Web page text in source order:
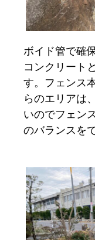
ボイド管で確
コンクリート
す。フェンス
らのエリアは
いのでフェン
のバランスを